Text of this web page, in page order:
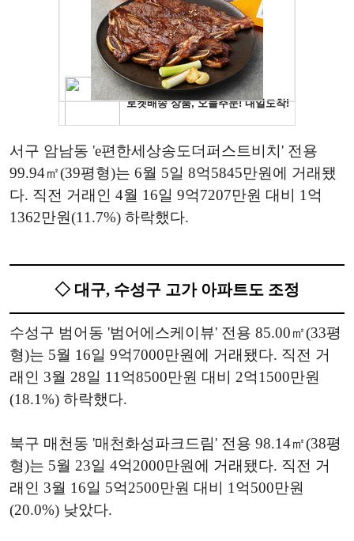
서구 암남동 'e편한세상송도더퍼스트비치' 전용
99.94㎡(39평형)는 6월 5일 8억5845만원에 거래됐
다. 직전 거래인 4월 16일 9억7207만원 대비 1억
1362만원(11.7%) 하락했다.
◇ 대구, 수성구 고가 아파트도 조정
수성구 범어동 '범어에스케이뷰' 전용 85.00㎡(33평
형)는 5월 16일 9억7000만원에 거래됐다. 직전 거
래인 3월 28일 11억8500만원 대비 2억1500만원
(18.1%) 하락했다.
북구 매천동 '매천화성파크드림' 전용 98.14㎡(38평
형)는 5월 23일 4억2000만원에 거래됐다. 직전 거
래인 3월 16일 5억2500만원 대비 1억500만원
(20.0%) 낮았다.